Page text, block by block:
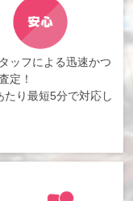
ッフによる迅速かつ
定！
たり最短5分で対応し